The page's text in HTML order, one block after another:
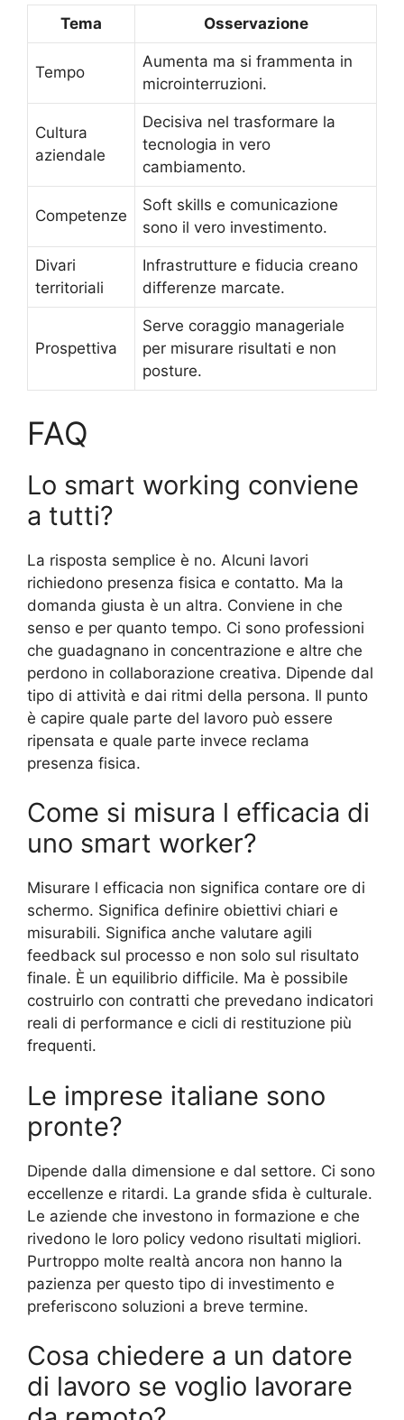
Tema Osservazione
Tempo
Aumenta ma si frammenta in
microinterruzioni.
Cultura
aziendale
Decisiva nel trasformare la
tecnologia in vero
cambiamento.
Competenze
Soft skills e comunicazione
sono il vero investimento.
Divari
territoriali
Infrastrutture e fiducia creano
differenze marcate.
Prospettiva
Serve coraggio manageriale
per misurare risultati e non
posture.
FAQ
Lo smart working conviene
a tutti?
La risposta semplice è no. Alcuni lavori
richiedono presenza fisica e contatto. Ma la
domanda giusta è un altra. Conviene in che
senso e per quanto tempo. Ci sono professioni
che guadagnano in concentrazione e altre che
perdono in collaborazione creativa. Dipende dal
tipo di attività e dai ritmi della persona. Il punto
è capire quale parte del lavoro può essere
ripensata e quale parte invece reclama
presenza fisica.
Come si misura l efficacia di
uno smart worker?
Misurare l efficacia non significa contare ore di
schermo. Significa definire obiettivi chiari e
misurabili. Significa anche valutare agili
feedback sul processo e non solo sul risultato
finale. È un equilibrio difficile. Ma è possibile
costruirlo con contratti che prevedano indicatori
reali di performance e cicli di restituzione più
frequenti.
Le imprese italiane sono
pronte?
Dipende dalla dimensione e dal settore. Ci sono
eccellenze e ritardi. La grande sfida è culturale.
Le aziende che investono in formazione e che
rivedono le loro policy vedono risultati migliori.
Purtroppo molte realtà ancora non hanno la
pazienza per questo tipo di investimento e
preferiscono soluzioni a breve termine.
Cosa chiedere a un datore
di lavoro se voglio lavorare